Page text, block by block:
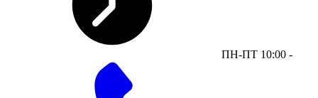
ПН-ПТ 10:00 -